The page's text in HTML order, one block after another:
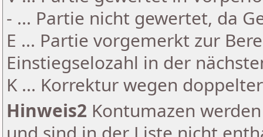
- ... Partie nicht gewertet, da
E ... Partie vorgemerkt zur
Einstiegselozahl in der
K ... Korrektur wegen
Hinweis2 Kontumazen